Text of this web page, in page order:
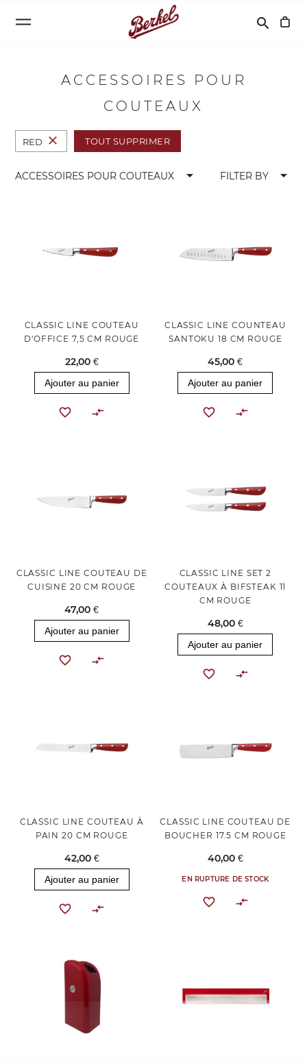
search
ACCESSOIRES POUR
COUTEAUX
RED close TOUT SUPPRIMER
ACCESSOIRES POUR COUTEAUX arrow_drop_down FILTER BY arrow_drop_down
CLASSIC LINE COUTEAU
D'OFFICE 7,5 CM ROUGE
22,00 €
Ajouter au panier
CLASSIC LINE COUNTEAU
SANTOKU 18 CM ROUGE
45,00 €
Ajouter au panier
CLASSIC LINE COUTEAU DE
CUISINE 20 CM ROUGE
47,00 €
Ajouter au panier
CLASSIC LINE SET 2
COUTEAUX À BIFSTEAK 11
CM ROUGE
48,00 €
Ajouter au panier
CLASSIC LINE COUTEAU À
PAIN 20 CM ROUGE
42,00 €
Ajouter au panier
CLASSIC LINE COUTEAU DE
BOUCHER 17.5 CM ROUGE
40,00 €
EN RUPTURE DE STOCK